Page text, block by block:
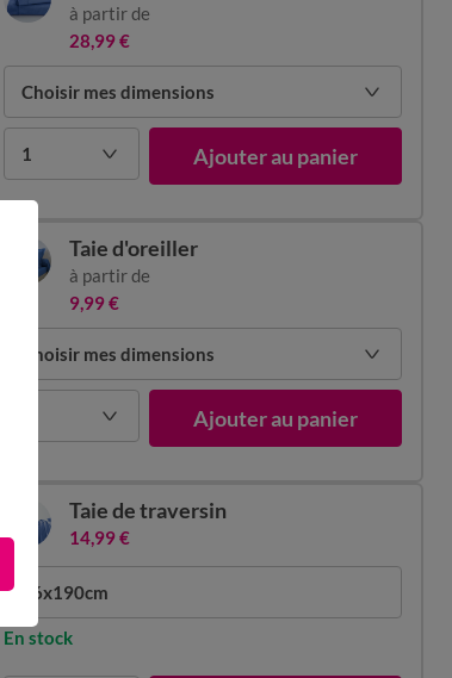
Choisir mes dimensions
1 Ajouter au panier
à partir de
28,99 €
Choisir mes dimensions
Ajouter au panier
Taie d'oreiller
à partir de
9,99 €
86x190cm
En stock
Taie de traversin
14,99 €